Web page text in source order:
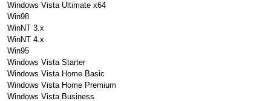
Windows Vista Ultimate x64
Win98
WinNT 3.x
WinNT 4.x
Win95
Windows Vista Starter
Windows Vista Home Basic
Windows Vista Home Premium
Windows Vista Business